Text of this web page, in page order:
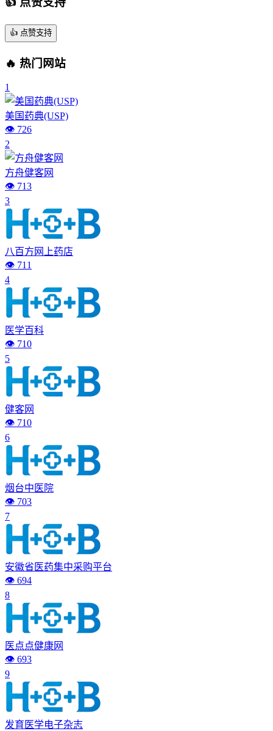
👍 点赞支持
🔥 热门网站
1
美国药典(USP)
👁️ 726
2
方舟健客网
👁️ 713
3
八百方网上药店
👁️ 711
4
医学百科
👁️ 710
5
健客网
👁️ 710
6
烟台中医院
👁️ 703
7
安徽省医药集中采购平台
👁️ 694
8
医点点健康网
👁️ 693
9
发育医学电子杂志